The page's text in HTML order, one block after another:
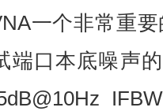
一个非常重
端口本底噪声